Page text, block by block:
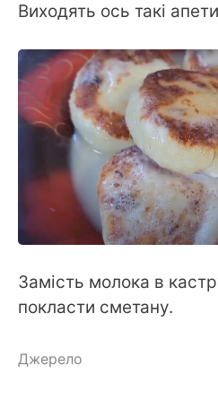
Виходять ось такі
Замість молока в
покласти сметану.
Джерело